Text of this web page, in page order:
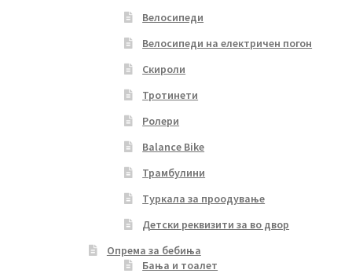
Велосипеди
Велосипеди на електричен погон
Скироли
Тротинети
Ролери
Balance Bike
Трамбулини
Туркала за проодување
Детски реквизити за во двор
Опрема за бебиња
Бања и тоалет